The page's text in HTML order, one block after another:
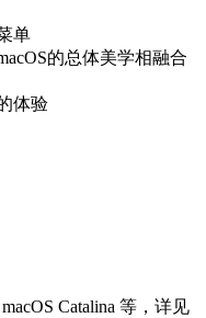
单
的总体美学相融合
体验
Catalina 等，详见